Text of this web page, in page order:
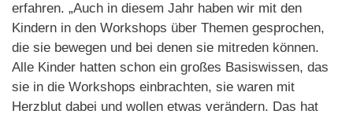
erfahren. „Auch in diesem Jahr haben wir mit den
Kindern in den Workshops über Themen gesprochen,
die sie bewegen und bei denen sie mitreden können.
Alle Kinder hatten schon ein großes Basiswissen, das
sie in die Workshops einbrachten, sie waren mit
Herzblut dabei und wollen etwas verändern. Das hat